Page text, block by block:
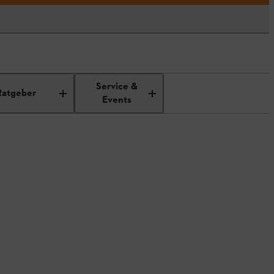
Service &
Events